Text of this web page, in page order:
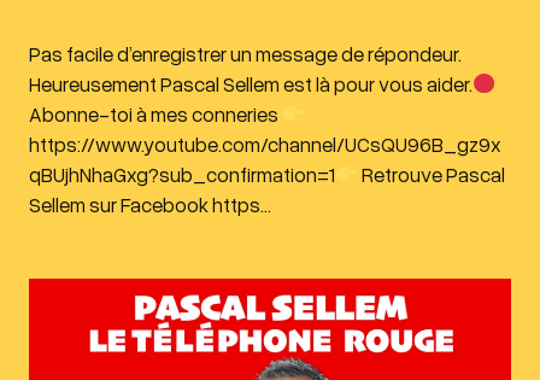
Pas facile d’enregistrer un message de répondeur.
Heureusement Pascal Sellem est là pour vous aider.
Abonne-toi à mes conneries
https://www.youtube.com/channel/UCsQU96B_gz9x
qBUjhNhaGxg?sub_confirmation=1
Retrouve Pascal
Sellem sur Facebook https…